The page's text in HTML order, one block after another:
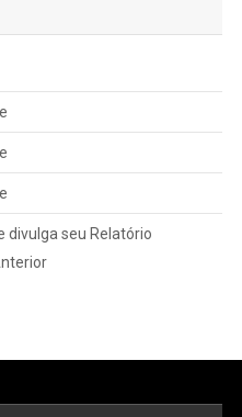
divulga seu Relatório